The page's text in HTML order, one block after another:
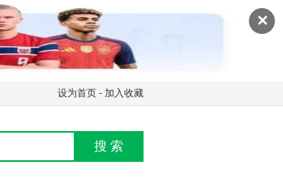
✕
设为首页 - 加入收藏
搜 索